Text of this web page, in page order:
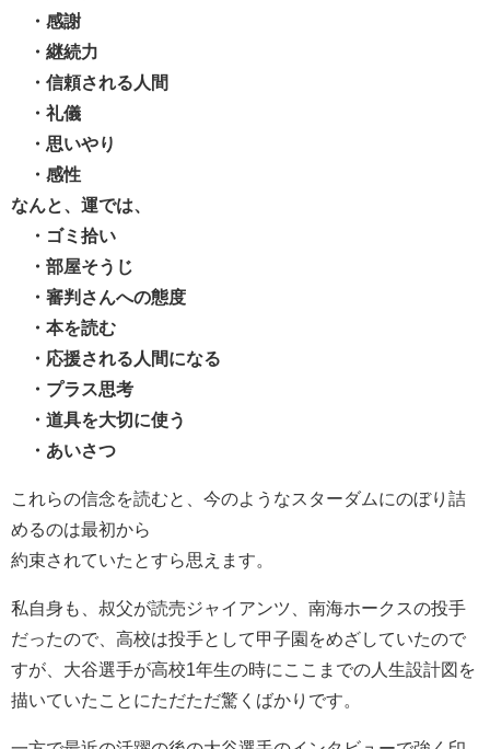
・感謝
・継続力
・信頼される人間
・礼儀
・思いやり
・感性
なんと、運では、
・ゴミ拾い
・部屋そうじ
・審判さんへの態度
・本を読む
・応援される人間になる
・プラス思考
・道具を大切に使う
・あいさつ
これらの信念を読むと、今のようなスターダムにのぼり詰
めるのは最初から
約束されていたとすら思えます。
私自身も、叔父が読売ジャイアンツ、南海ホークスの投手
だったので、高校は投手として甲子園をめざしていたので
すが、大谷選手が高校1年生の時にここまでの人生設計図を
描いていたことにただただ驚くばかりです。